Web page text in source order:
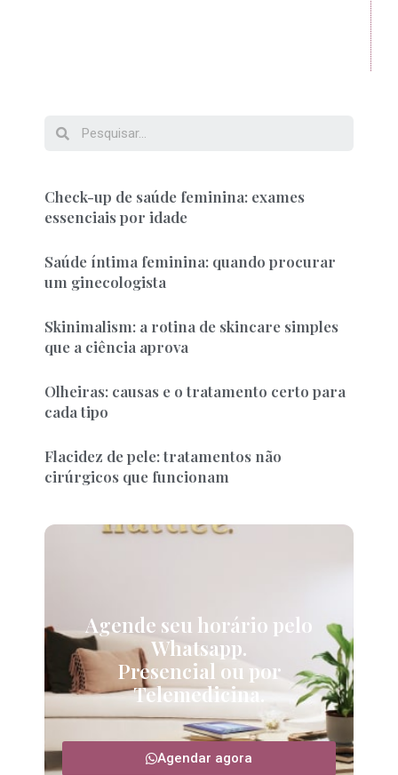
Check-up de saúde feminina: exames
essenciais por idade
Saúde íntima feminina: quando procurar
um ginecologista
Skinimalism: a rotina de skincare simples
que a ciência aprova
Olheiras: causas e o tratamento certo para
cada tipo
Flacidez de pele: tratamentos não
cirúrgicos que funcionam
Agende seu horário pelo
Whatsapp.
Presencial ou por
Telemedicina.
Agendar agora